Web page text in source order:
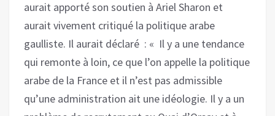
aurait apporté son soutien à Ariel Sharon et
aurait vivement critiqué la politique arabe
gaulliste. Il aurait déclaré : « Il y a une tendance
qui remonte à loin, ce que l’on appelle la politique
arabe de la France et il n’est pas admissible
qu’une administration ait une idéologie. Il y a un